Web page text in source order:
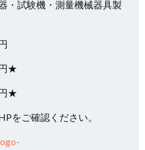
・試験機・測量機械器具製
★
★
をご確認ください。